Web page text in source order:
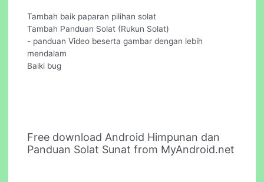
Tambah baik paparan pilihan solat
Tambah Panduan Solat (Rukun Solat)
- panduan Video beserta gambar dengan lebih
mendalam
Baiki bug
Free download Android Himpunan dan
Panduan Solat Sunat from MyAndroid.net